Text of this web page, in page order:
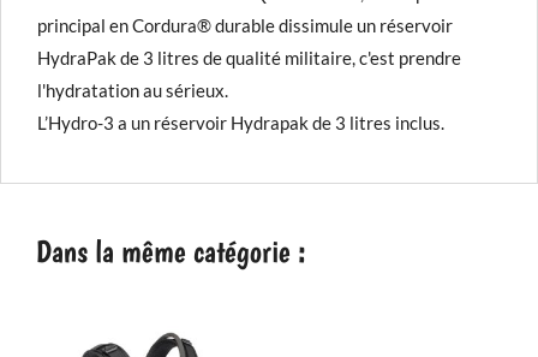
principal en Cordura® durable dissimule un réservoir
HydraPak de 3 litres de qualité militaire, c'est prendre
l'hydratation au sérieux.
L’Hydro-3 a un réservoir Hydrapak de 3 litres inclus.
Dans la même catégorie :